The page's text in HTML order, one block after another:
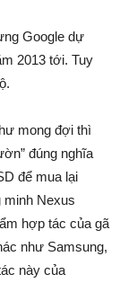
Google dự
2013 tới. Tuy
mong đợi thì
đúng nghĩa
để mua lại
minh Nexus
hợp tác của gã
như Samsung,
này của